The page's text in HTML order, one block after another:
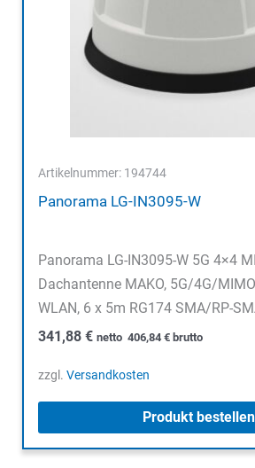
Artikelnummer: 194744
Panorama LG-IN3095-W
Panorama LG-IN3095-W 5G 4×4
Dachantenne MAKO, 5G/4G/
WLAN, 6 x 5m RG174 SMA/RP-
341,88 € netto 406,84 €brutto
zzgl. Versandkosten
Produkt bestellen